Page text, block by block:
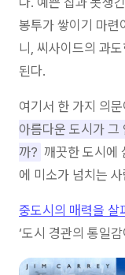
봉투가 쌓이기 마련
니, 씨사이드의 과
된다.
여기서 한 가지 의
아름다운 도시가 그
까? 깨끗한 도시에
에 미소가 넘치는
중도시의 매력을 살
‘도시 경관의 통일